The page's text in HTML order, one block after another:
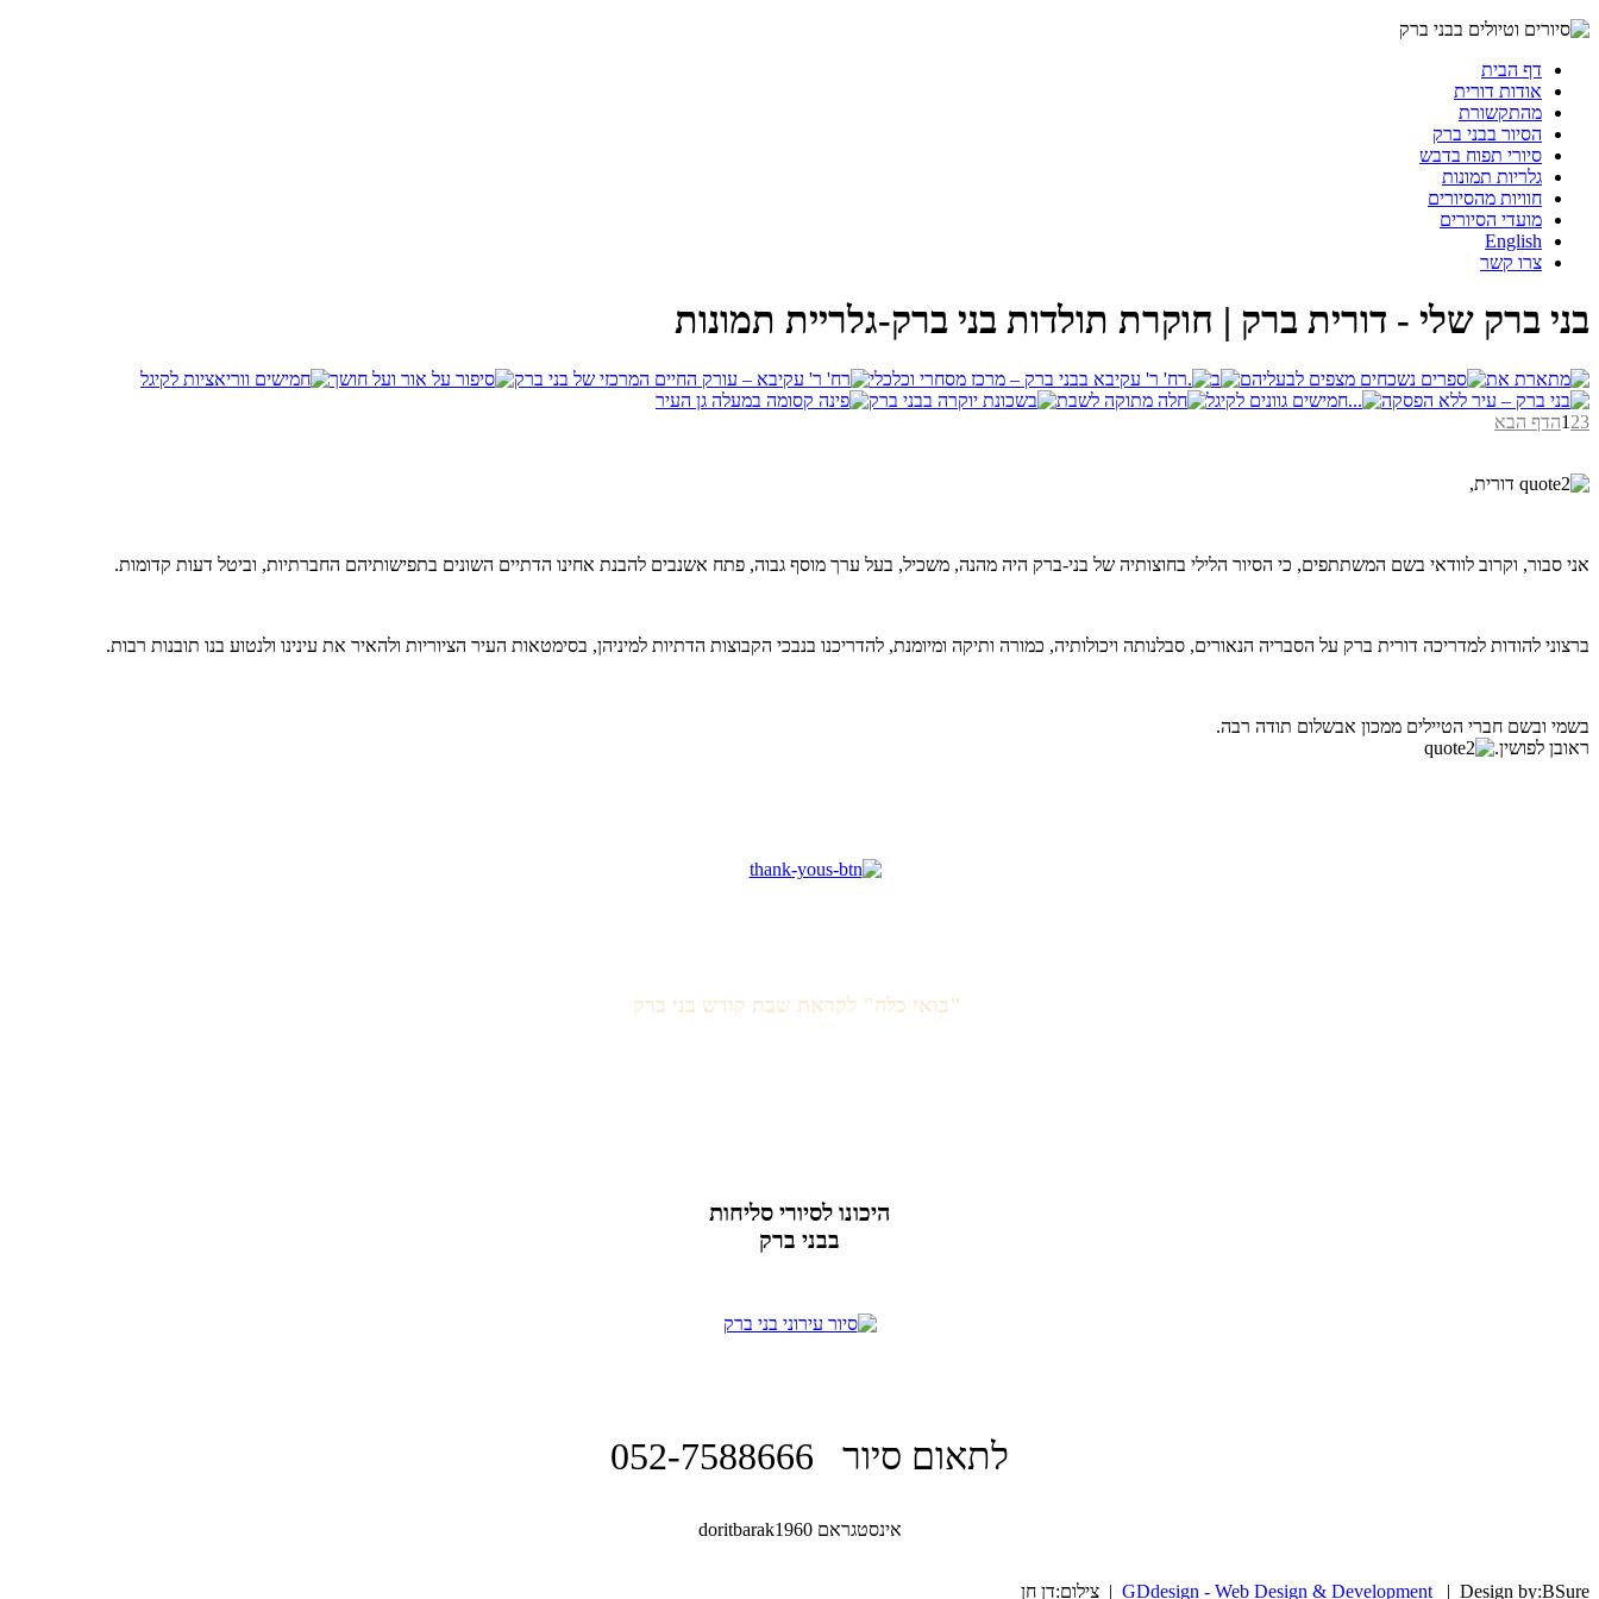
דף הבית
אודות דורית
מהתקשורת
הסיור בבני ברק
סיורי תפוח בדבש
גלריות תמונות
חוויות מהסיורים
מועדי הסיורים
English
צרו קשר
בני ברק שלי - דורית ברק | חוקרת תולדות בני ברק-גלריית תמונות
1 23 הדף הבא
Kekeljevic
דורית,
אני סבור, וקרוב לוודאי בשם המשתתפים, כי הסיור הלילי בחוצותיה של בני-ברק היה מהנה, משכיל, בעל ערך מוסף גבוה, פתח אשנבים להבנת אחינו הדתיים השונים בתפישותיהם החברתיות, וביטל דעות קדומות.
ברצוני להודות למדריכה דורית ברק על הסבריה הנאורים, סבלנותה ויכולותיה, כמורה ותיקה ומיומנת, להדריכנו בנבכי הקבוצות הדתיות למיניהן, בסימטאות העיר הציוריות ולהאיר את עינינו ולנטוע בנו תובנות רבות.
בשמי ובשם חברי הטיילים ממכון אבשלום תודה רבה.
ראובן לפושין.
"בואי כלה" לקראת שבת קודש בני ברק
היכונו לסיורי סליחות
בבני ברק
לתאום סיור 052-7588666
אינסטגראם doritbarak1960
GDdesign - Web Design & Development | Design by:BSure | צילום:דן חן